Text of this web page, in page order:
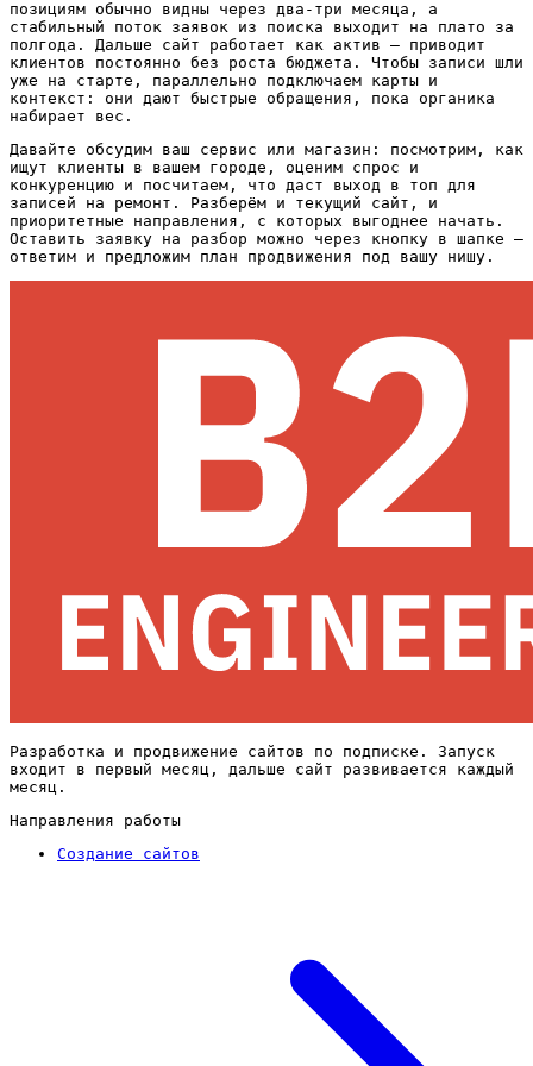
позициям обычно видны через два-три месяца, а
стабильный поток заявок из поиска выходит на плато за
полгода. Дальше сайт работает как актив — приводит
клиентов постоянно без роста бюджета. Чтобы записи шли
уже на старте, параллельно подключаем карты и
контекст: они дают быстрые обращения, пока органика
набирает вес.
Давайте обсудим ваш сервис или магазин: посмотрим, как
ищут клиенты в вашем городе, оценим спрос и
конкуренцию и посчитаем, что даст выход в топ для
записей на ремонт. Разберём и текущий сайт, и
приоритетные направления, с которых выгоднее начать.
Оставить заявку на разбор можно через кнопку в шапке —
ответим и предложим план продвижения под вашу нишу.
Разработка и продвижение сайтов по подписке. Запуск
входит в первый месяц, дальше сайт развивается каждый
месяц.
Направления работы
Создание сайтов